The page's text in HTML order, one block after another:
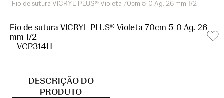
Fio de sutura VICRYL PLUS® Violeta 70cm 5-0 Ag. 26 mm 1/2
Fio de sutura VICRYL PLUS® Violeta 70cm 5-0 Ag. 26
mm 1/2
- VCP314H
DESCRIÇÃO DO
PRODUTO